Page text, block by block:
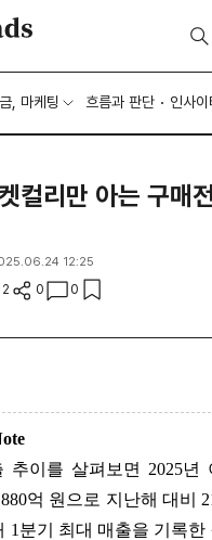
, 마케팅 흐름과 판단 인사이
컬리만 아는 구매
12:25
2 0 0
추이를 살펴보면 2025년
억 원으로 지난해 대비
1분기 최대 매출을 기록